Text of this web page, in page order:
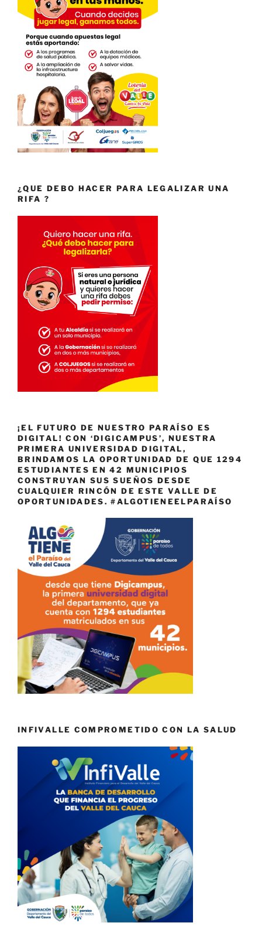
¿QUE DEBO HACER PARA LEGALIZAR UNA
RIFA ?
¡EL FUTURO DE NUESTRO PARAÍSO ES
DIGITAL! CON ‘DIGICAMPUS’, NUESTRA
PRIMERA UNIVERSIDAD DIGITAL,
BRINDAMOS LA OPORTUNIDAD DE QUE 1294
ESTUDIANTES EN 42 MUNICIPIOS
CONSTRUYAN SUS SUEÑOS DESDE
CUALQUIER RINCÓN DE ESTE VALLE DE
OPORTUNIDADES. #ALGOTIENEELPARAÍSO
INFIVALLE COMPROMETIDO CON LA SALUD